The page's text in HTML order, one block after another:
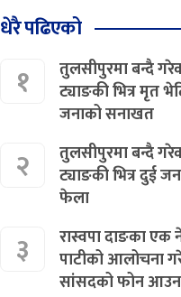
धेरै पढिएको
१
तुलसीपुरमा बन्दै
ट्याङकी भित्र मृत
जनाको सनाखत
२
तुलसीपुरमा बन्दै
ट्याङकी भित्र दुई
फेला
३
रास्वपा दाङका एक
पाटीको आलोचना
सांसदको फोन आउन